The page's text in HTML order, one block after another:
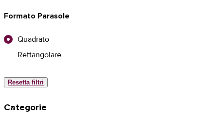
Formato Parasole
Quadrato
Rettangolare
Resetta filtri
Categorie